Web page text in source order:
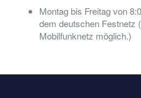
Montag bis Freitag von
dem deutschen Festnetz
Mobilfunknetz möglich.)